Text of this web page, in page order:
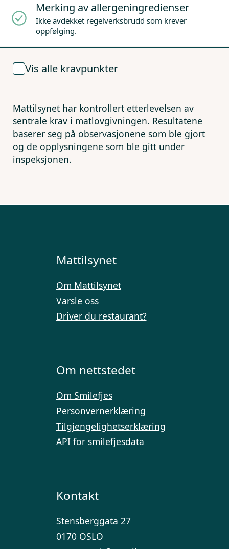
Merking av allergeningredienser
Ikke avdekket regelverksbrudd som krever
oppfølging.
Vis alle kravpunkter
Mattilsynet har kontrollert etterlevelsen av
sentrale krav i matlovgivningen. Resultatene
baserer seg på observasjonene som ble gjort
og de opplysningene som ble gitt under
inspeksjonen.
Mattilsynet
Om Mattilsynet
Varsle oss
Driver du restaurant?
Om nettstedet
Om Smilefjes
Personvernerklæring
Tilgjengelighetserklæring
API for smilefjesdata
Kontakt
Stensberggata 27
0170 OSLO